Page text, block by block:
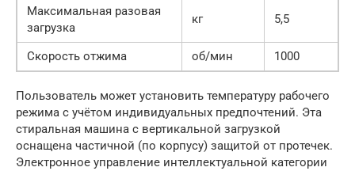
Максимальная разовая
загрузка
кг 5,5
Скорость отжима об/мин 1000
Пользователь может установить температуру рабочего
режима с учётом индивидуальных предпочтений. Эта
стиральная машина с вертикальной загрузкой
оснащена частичной (по корпусу) защитой от протечек.
Электронное управление интеллектуальной категории